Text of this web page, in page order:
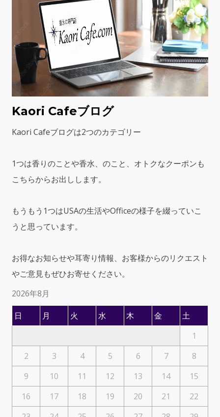
Kaori Cafeブログ
Kaori Cafeブログは2つのカテゴリー
1つは香りのことや香水、のこと、オトクなクーポンも
こちらからお出しします。
もうもう1つはUSAの生活やOfficeの様子を綴っていこ
うと思っています。
お得なお知らせや耳寄り情報、お客様からのリクエスト
やご意見もぜひお寄せください。
2026年8月
日 月 火 水 木 金
土
1
2
3 4 5 6 7
8
9
10 11 12 13 14
15
16
17 18 19 20 21
22